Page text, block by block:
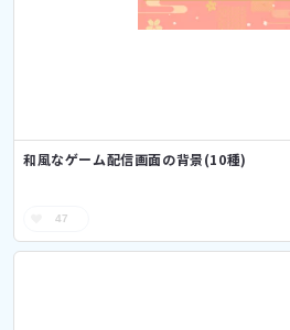
和風なゲーム配信画面の背景(10種)
47